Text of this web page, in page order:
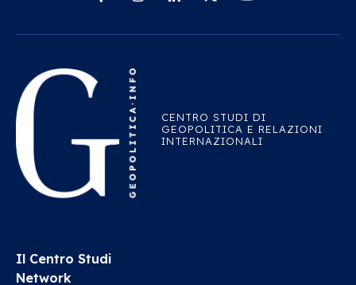
CENTRO STUDI DI
GEOPOLITICA E RELAZIONI
INTERNAZIONALI
Il Centro Studi
Network